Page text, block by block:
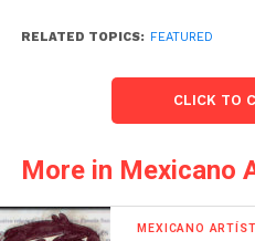
RELATED TOPICS: FEATURED
CLICK TO
More in Mexicano
MEXICANO